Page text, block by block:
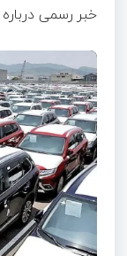
خبر رسمی